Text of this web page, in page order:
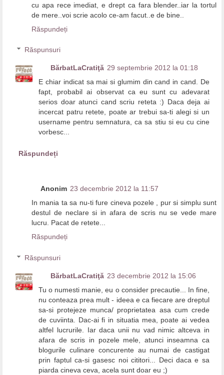
cu apa rece imediat, e drept ca fara blender..iar la tortul
de mere..voi scrie acolo ce-am facut..e de bine..
Răspundeți
Răspunsuri
BărbatLaCratiţă 29 septembrie 2012 la 01:18
E chiar indicat sa mai si glumim din cand in cand. De
fapt, probabil ai observat ca eu sunt cu adevarat
serios doar atunci cand scriu reteta :) Daca deja ai
incercat patru retete, poate ar trebui sa-ti alegi si un
username pentru semnatura, ca sa stiu si eu cu cine
vorbesc...
Răspundeți
Anonim 23 decembrie 2012 la 11:57
In mania ta sa nu-ti fure cineva pozele , pur si simplu sunt
destul de neclare si in afara de scris nu se vede mare
lucru. Pacat de retete...
Răspundeți
Răspunsuri
BărbatLaCratiţă 23 decembrie 2012 la 15:06
Tu o numesti manie, eu o consider precautie... In fine,
nu conteaza prea mult - ideea e ca fiecare are dreptul
sa-si protejeze munca/ proprietatea asa cum crede
de cuviinta. Dac-ai fi in situatia mea, poate ai vedea
altfel lucrurile. Iar daca unii nu vad nimic altceva in
afara de scris in pozele mele, atunci inseamna ca
blogurile culinare concurente au numai de castigat
prin faptul ca-si gasesc noi cititori... Deci daca e sa
piarda cineva ceva, acela sunt doar eu ;)